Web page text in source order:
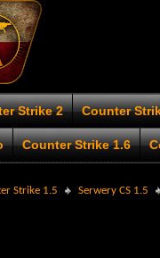
Strike 2 Counter
Counter Strike 1.6
Strike 1.5 Serwery CS 1.5